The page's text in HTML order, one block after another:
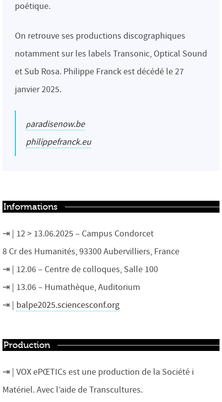
poétique.
On retrouve ses productions discographiques
notamment sur les labels Transonic, Optical Sound
et Sub Rosa. Philippe Franck est décédé le 27
janvier 2025.
paradisenow.be
philippefranck.eu
Informations
12 > 13.06.2025 – Campus Condorcet
8 Cr des Humanités, 93300 Aubervilliers, France
12.06 – Centre de colloques, Salle 100
13.06 – Humathèque, Auditorium
balpe2025.sciencesconf.org
Production
VOX ePŒTICs est une production de la Société i
Matériel. Avec l’aide de Transcultures.